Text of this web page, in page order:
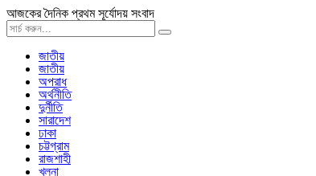
আজকের দৈনিক প্রথম সূর্যোদয় সংবাদ
জাতীয়
জাতীয়
অপরাধ
অর্থনীতি
দুর্নীতি
সারাদেশ
ঢাকা
চট্টগ্রাম
রাজশাহী
খুলনা